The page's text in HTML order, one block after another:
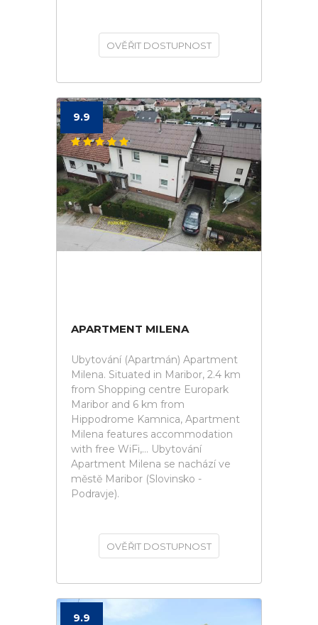
OVĚŘIT DOSTUPNOST
9.9
APARTMENT MILENA
Ubytování (Apartmán) Apartment
Milena. Situated in Maribor, 2.4 km
from Shopping centre Europark
Maribor and 6 km from
Hippodrome Kamnica, Apartment
Milena features accommodation
with free WiFi,... Ubytování
Apartment Milena se nachází ve
městě Maribor (Slovinsko -
Podravje).
OVĚŘIT DOSTUPNOST
9.9